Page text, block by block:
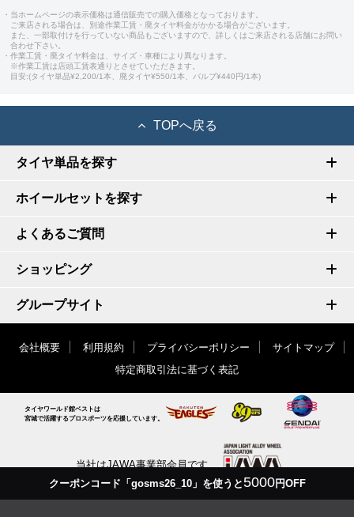
クーポンコード「gosms26_10」を使うと5000円OFF
・当ホームページの表示価格は通信販売での購入価格となっております。
ご来店される場合は、別途作業工賃・廃タイヤ料金がかかる場合がございます。
また、一部取付けを行っていない商品もございますので、詳しくはご来店される店舗にお問い
合わせ下さい。
・作業工賃・廃タイヤ料金は、サイズ・車種により異なります。
※作業工賃は店頭工賃表通りとさせていただきます。
目安:(タイヤ単品¥2,200/1本、廃タイヤ¥550/1本、バルブ¥440円/1本)
TOPへ戻る
タイヤ単品を探す
ホイールセットを探す
よくあるご質問
ショッピング
グループサイト
会社概要 利用規約 プライバシーポリシー
サイトマップ
特定商取引法に基づく表記
タイヤワールド館ベストは
宮城で活躍するプロスポーツを応援しています。
当社はJAWA事業部会員です